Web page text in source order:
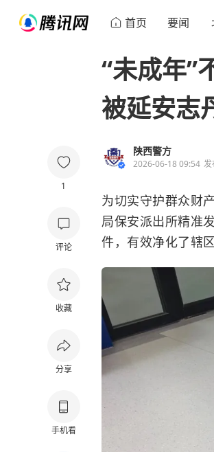
首页 要闻
1
评论
收藏
分享
手机看
“未成年”
被延安志
陕西警方
2026-06-18 09:54 发
为切实守护群众财
局保安派出所精准
件，有效净化了辖